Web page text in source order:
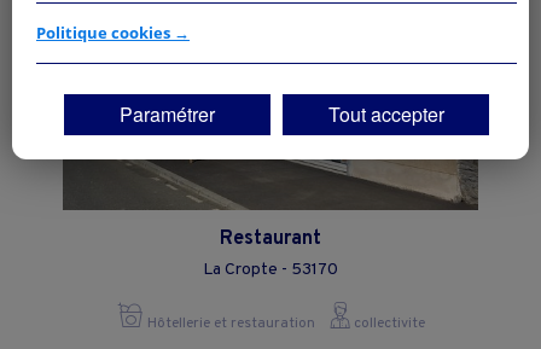
Restaurant
La Cropte - 53170
Hôtellerie et restauration collectivite
Si vous continuez sans accepter, les fonctionnalités liées à la
vos centres d'intérêt. Seuls lescookies/traceurs techniquesseront
déposés et lus sur votre terminal.
Vous pouvez exprimer vos choix en cliquant sur "Tout accepter",
"Continuer sans accepter" ou "Paramétrer", et les modifier à tout
moment en cliquant sur le lien "Paramétrez vos choix" situé en bas de
Politique cookies →
Paramétrer Tout accepter